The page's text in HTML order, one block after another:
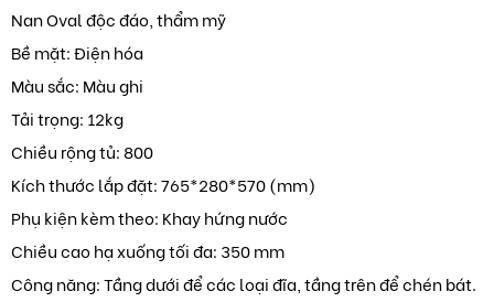
Nan Oval độc đáo, thẩm mỹ
Bề mặt: Điện hóa
Màu sắc: Màu ghi
Tải trọng: 12kg
Chiều rộng tủ: 800
Kích thước lắp đặt: 765*280*570 (mm)
Phụ kiện kèm theo: Khay hứng nước
Chiều cao hạ xuống tối đa: 350 mm
Công năng: Tầng dưới để các loại đĩa, tầng trên để chén bát.